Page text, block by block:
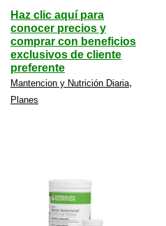
Haz clic aquí para
conocer precios y
comprar con beneficios
exclusivos de cliente
preferente
Mantencion y Nutrición Diaria,
Planes